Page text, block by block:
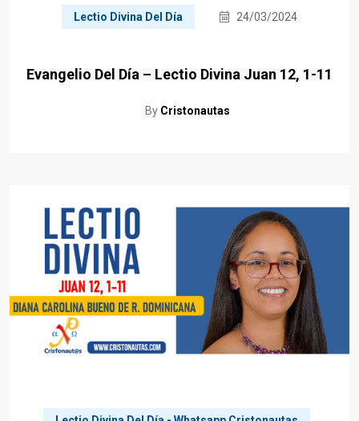
Lectio Divina Del Día 24/03/2024
Evangelio Del Día – Lectio Divina Juan 12, 1-11
By Cristonautas